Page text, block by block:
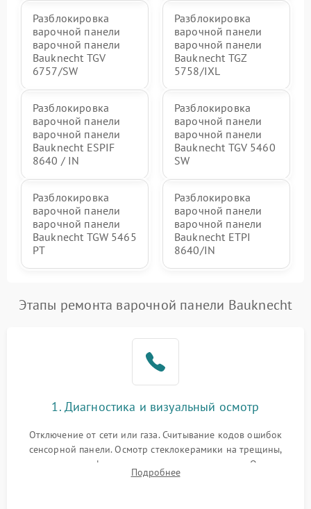
Разблокировка
варочной панели
варочной панели
Bauknecht TGV
6757/SW
Разблокировка
варочной панели
варочной панели
Bauknecht TGZ
5758/IXL
Разблокировка
варочной панели
варочной панели
Bauknecht ESPIF
8640 / IN
Разблокировка
варочной панели
варочной панели
Bauknecht TGV 5460
SW
Разблокировка
варочной панели
варочной панели
Bauknecht TGW 5465
PT
Разблокировка
варочной панели
варочной панели
Bauknecht ETPI
8640/IN
Этапы ремонта варочной панели Bauknecht
1. Диагностика и визуальный осмотр
Отключение от сети или газа. Считывание кодов ошибок
сенсорной панели. Осмотр стеклокерамики на трещины,
проверка конфорок на равномерность нагрева. Опрос
клиента о симптомах (не включается, не видит посуду,
Подробнее